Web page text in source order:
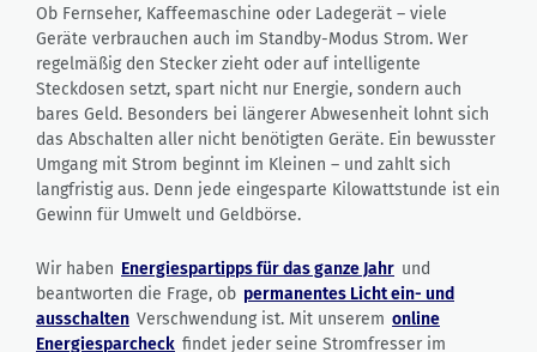
Ob Fernseher, Kaffeemaschine oder Ladegerät – viele
Geräte verbrauchen auch im Standby-Modus Strom. Wer
regelmäßig den Stecker zieht oder auf intelligente
Steckdosen setzt, spart nicht nur Energie, sondern auch
bares Geld. Besonders bei längerer Abwesenheit lohnt sich
das Abschalten aller nicht benötigten Geräte. Ein bewusster
Umgang mit Strom beginnt im Kleinen – und zahlt sich
langfristig aus. Denn jede eingesparte Kilowattstunde ist ein
Gewinn für Umwelt und Geldbörse.
Wir haben Energiespartipps für das ganze Jahr und
beantworten die Frage, ob permanentes Licht ein- und
ausschalten Verschwendung ist. Mit unserem online
Energiesparcheck findet jeder seine Stromfresser im